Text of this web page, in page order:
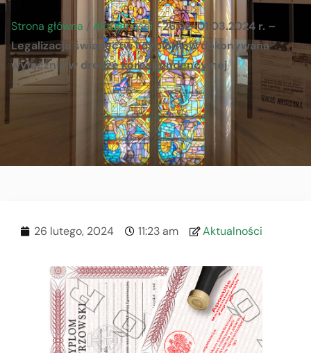
Strona główna / Aktualności /26.02-01.03.2024 r. –
Legalizacja świadectw i dyplomów dokonywana
wyłącznie w drodze korespondencyjnej
26 lutego, 2024 11:23 am Aktualności